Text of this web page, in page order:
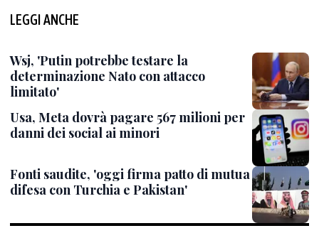
LEGGI ANCHE
Wsj, 'Putin potrebbe testare la
determinazione Nato con attacco
limitato'
Usa, Meta dovrà pagare 567 milioni per
danni dei social ai minori
Fonti saudite, 'oggi firma patto di mutua
difesa con Turchia e Pakistan'